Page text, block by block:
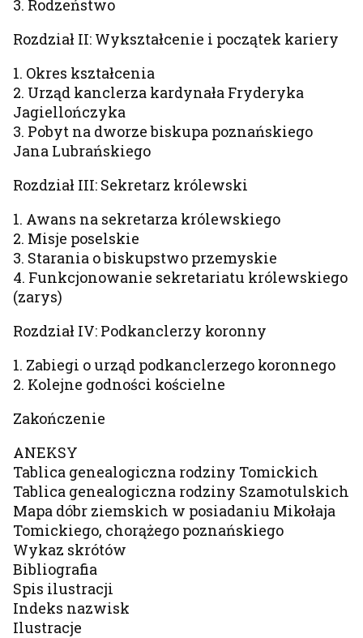
3. Rodzeństwo
Rozdział II: Wykształcenie i początek kariery
1. Okres kształcenia
2. Urząd kanclerza kardynała Fryderyka
Jagiellończyka
3. Pobyt na dworze biskupa poznańskiego
Jana Lubrańskiego
Rozdział III: Sekretarz królewski
1. Awans na sekretarza królewskiego
2. Misje poselskie
3. Starania o biskupstwo przemyskie
4. Funkcjonowanie sekretariatu królewskiego
(zarys)
Rozdział IV: Podkanclerzy koronny
1. Zabiegi o urząd podkanclerzego koronnego
2. Kolejne godności kościelne
Zakończenie
ANEKSY
Tablica genealogiczna rodziny Tomickich
Tablica genealogiczna rodziny Szamotulskich
Mapa dóbr ziemskich w posiadaniu Mikołaja
Tomickiego, chorążego poznańskiego
Wykaz skrótów
Bibliografia
Spis ilustracji
Indeks nazwisk
Ilustracje